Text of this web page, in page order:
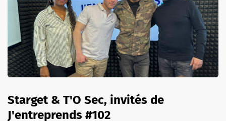
Starget & T'O Sec, invités de
J'entreprends #102